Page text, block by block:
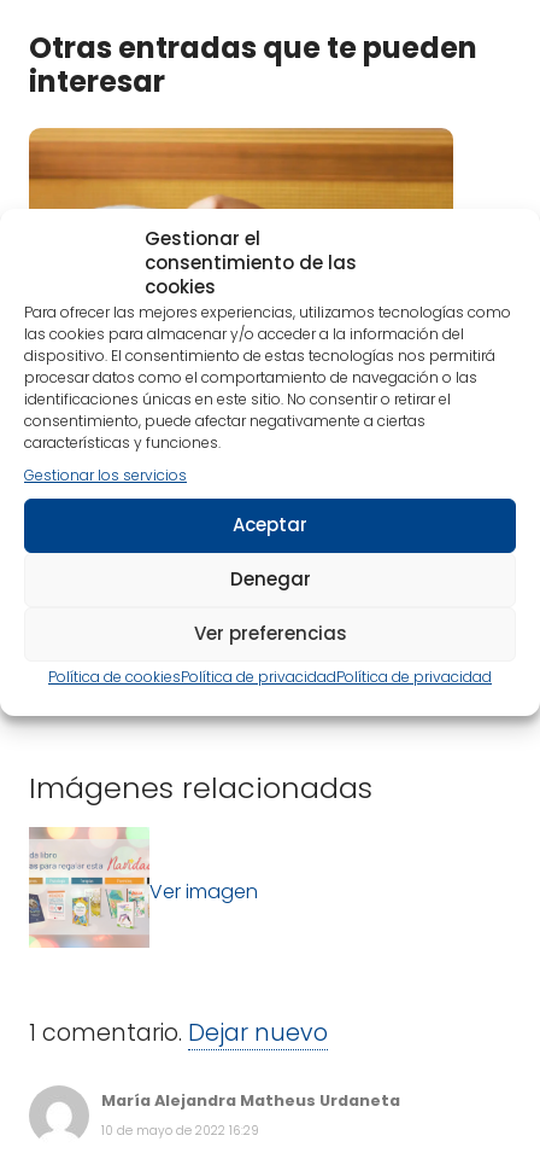
Gestionar el
consentimiento de las
cookies
Para ofrecer las mejores experiencias, utilizamos tecnologías como
las cookies para almacenar y/o acceder a la información del
dispositivo. El consentimiento de estas tecnologías nos permitirá
procesar datos como el comportamiento de navegación o las
identificaciones únicas en este sitio. No consentir o retirar el
consentimiento, puede afectar negativamente a ciertas
características y funciones.
Gestionar los servicios
Aceptar
Denegar
Ver preferencias
Política de cookiesPolítica de privacidadPolítica de privacidad
Otras entradas que te pueden
interesar
frecuencia «normal»
Imágenes relacionadas
Ver imagen
1 comentario. Dejar nuevo
María Alejandra Matheus Urdaneta
10 de mayo de 2022 16:29